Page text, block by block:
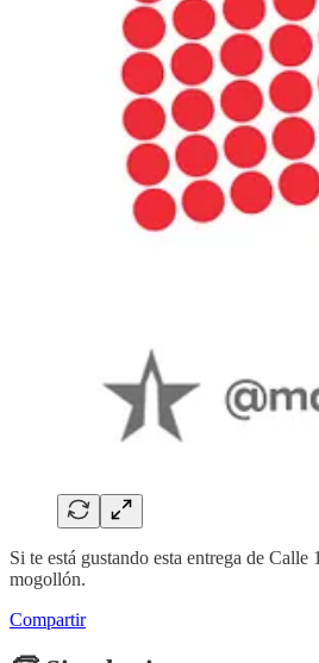
Si te está gustando esta entrega de
mogollón.
Compartir